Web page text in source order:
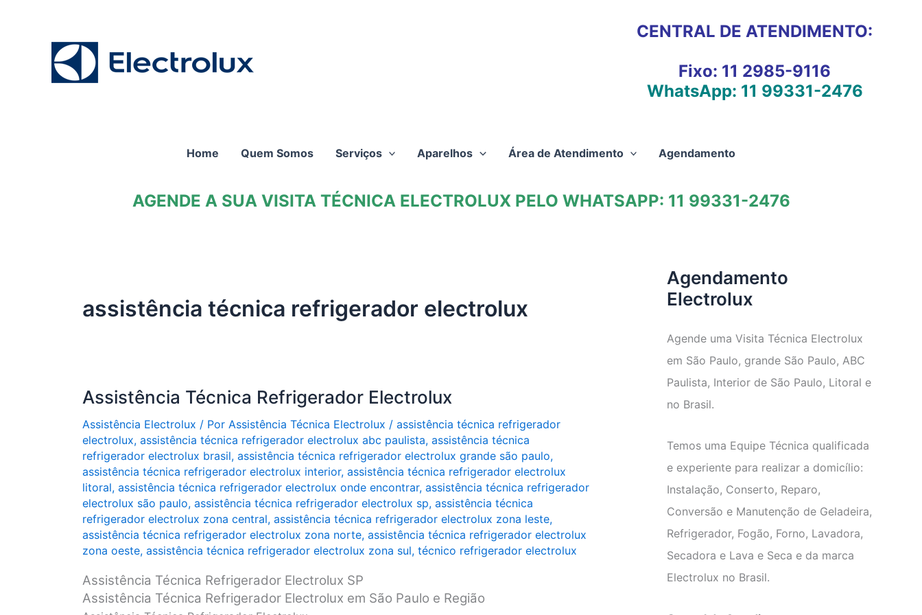
CENTRAL DE ATENDIMENTO:
Fixo: 11 2985-9116
WhatsApp: 11 99331-2476
Home Quem Somos Serviços Aparelhos Área de Atendimento Agendamento
AGENDE A SUA VISITA TÉCNICA ELECTROLUX PELO WHATSAPP: 11 99331-2476
assistência técnica refrigerador electrolux
Assistência Técnica Refrigerador Electrolux
Assistência Electrolux / Por Assistência Técnica Electrolux / assistência técnica refrigerador
electrolux, assistência técnica refrigerador electrolux abc paulista, assistência técnica
refrigerador electrolux brasil, assistência técnica refrigerador electrolux grande são paulo,
assistência técnica refrigerador electrolux interior, assistência técnica refrigerador electrolux
litoral, assistência técnica refrigerador electrolux onde encontrar, assistência técnica refrigerador
electrolux são paulo, assistência técnica refrigerador electrolux sp, assistência técnica
refrigerador electrolux zona central, assistência técnica refrigerador electrolux zona leste,
assistência técnica refrigerador electrolux zona norte, assistência técnica refrigerador electrolux
zona oeste, assistência técnica refrigerador electrolux zona sul, técnico refrigerador electrolux
Assistência Técnica Refrigerador Electrolux SP
Assistência Técnica Refrigerador Electrolux em São Paulo e Região
Agendamento
Electrolux
Agende uma Visita Técnica Electrolux
em São Paulo, grande São Paulo, ABC
Paulista, Interior de São Paulo, Litoral e
no Brasil.
Temos uma Equipe Técnica qualificada
e experiente para realizar a domicílio:
Instalação, Conserto, Reparo,
Conversão e Manutenção de Geladeira,
Refrigerador, Fogão, Forno, Lavadora,
Secadora e Lava e Seca e da marca
Electrolux no Brasil.